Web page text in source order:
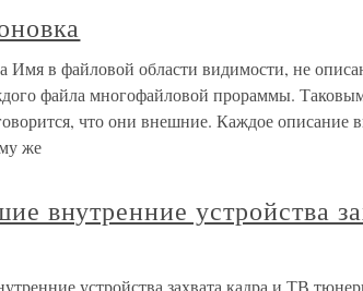
Имя в файловой области видимости, не
файла многофайловой прораммы.
что они внешние. Каждое описание
же
внутренние устройства